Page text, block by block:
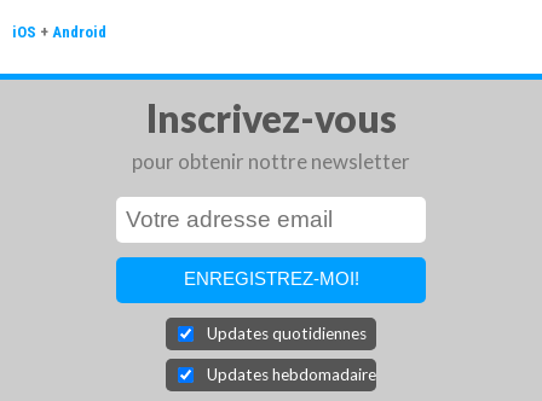
iOS + Android
Inscrivez-vous
pour obtenir nottre newsletter
Updates quotidiennes
Updates hebdomadaires